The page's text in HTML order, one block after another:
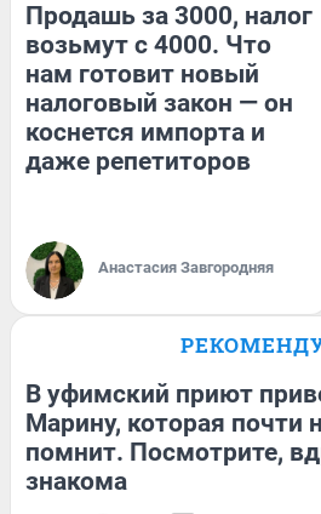
Продашь за 3000, налог
возьмут с 4000. Что
нам готовит новый
налоговый закон — он
коснется импорта и
даже репетиторов
Анастасия Завгородняя
В уфимский приют
Марину, которая почти
помнит. Посмотрите,
знакома